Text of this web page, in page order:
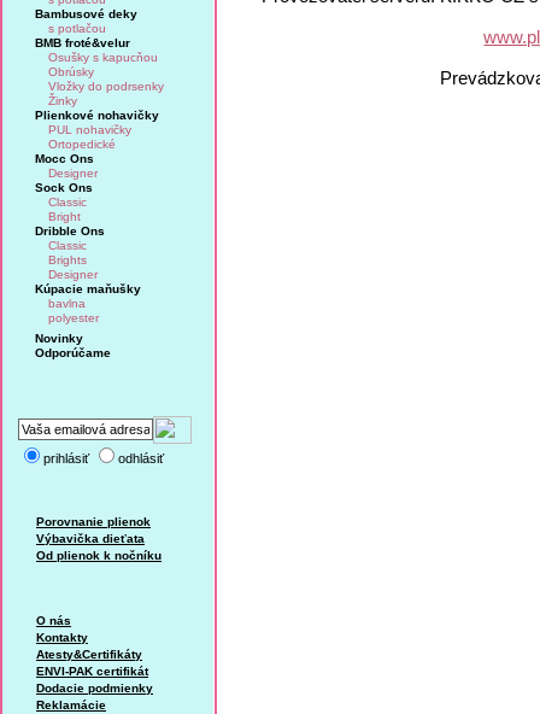
Bambusové deky
s potlačou
BMB froté&velur
Osušky s kapucňou
Obrúsky
Vložky do podrsenky
Žinky
Plienkové nohavičky
PUL nohavičky
Ortopedické
Mocc Ons
Designer
Sock Ons
Classic
Bright
Dribble Ons
Classic
Brights
Designer
Kúpacie maňušky
bavlna
polyester
Novinky
Odporúčame
prihlásiť odhlásiť
Porovnanie plienok
Výbavička dieťata
Od plienok k nočníku
O nás
Kontakty
Atesty&Certifikáty
ENVI-PAK certifikát
Dodacie podmienky
Reklamácie